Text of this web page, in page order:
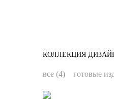
КОЛЛЕКЦИЯ
все (4) готовые